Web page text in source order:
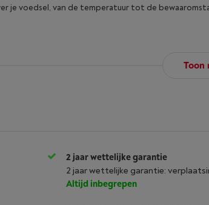
je voedsel, van de temperatuur tot de
Toon
2 jaar wettelijke garantie
2 jaar wettelijke garantie:
Altijd inbegrepen